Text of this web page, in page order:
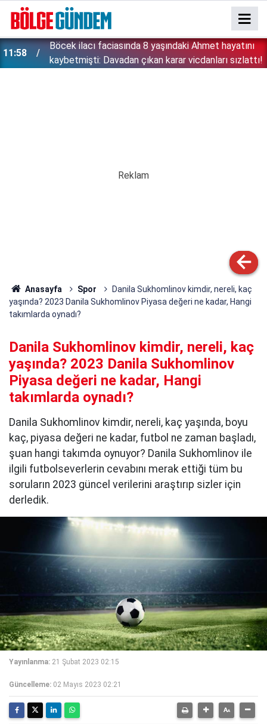
11:58
Böcek ilacı faciasında 8 yaşındaki Ahmet hayatını
kaybetmişti: Davadan çıkan karar vicdanları sızlattı!
Anasayfa Spor
Danila Sukhomlinov kimdir, nereli, kaç
yaşında? 2023 Danila Sukhomlinov Piyasa değeri ne kadar, Hangi
takımlarda oynadı?
Danila Sukhomlinov kimdir, nereli, kaç
yaşında? 2023 Danila Sukhomlinov
Piyasa değeri ne kadar, Hangi
takımlarda oynadı?
Danila Sukhomlinov kimdir, nereli, kaç yaşında, boyu
kaç, piyasa değeri ne kadar, futbol ne zaman başladı,
şuan hangi takımda oynuyor? Danila Sukhomlinov ile
ilgili futbolseverlerin cevabını merak ettiği tüm bu
soruların 2023 güncel verilerini araştırıp sizler için
derledik.
Yayınlanma: 21 Şubat 2023 02:15
Güncelleme: 02 Mayıs 2023 02:21